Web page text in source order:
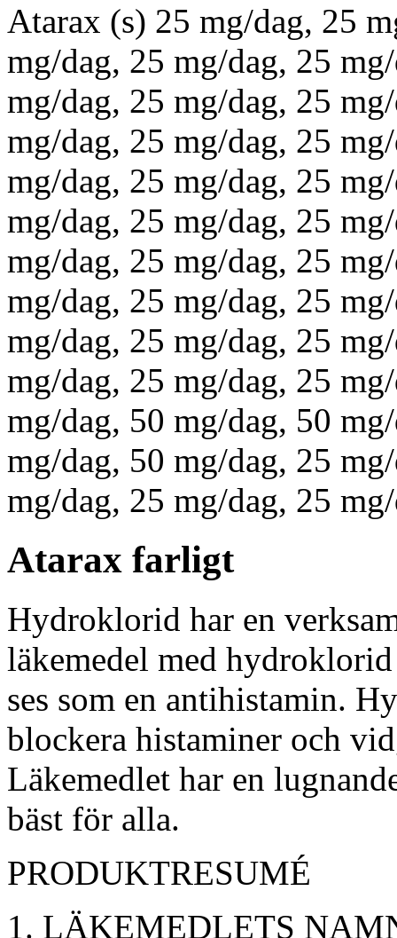
Atarax (s) 25 mg/dag, 25
mg/dag, 25 mg/dag, 25
mg/dag, 25 mg/dag, 25
mg/dag, 25 mg/dag, 25
mg/dag, 25 mg/dag, 25
mg/dag, 25 mg/dag, 25
mg/dag, 25 mg/dag, 25
mg/dag, 25 mg/dag, 25
mg/dag, 25 mg/dag, 25
mg/dag, 25 mg/dag, 25
mg/dag, 50 mg/dag, 50
mg/dag, 50 mg/dag, 25
mg/dag, 25 mg/dag, 25
Atarax farligt
Hydroklorid har en
läkemedel med
ses som en antihistamin.
blockera histaminer och
Läkemedlet har en
bäst för alla.
PRODUKTRESUMÉ
LÄKEMEDLETS